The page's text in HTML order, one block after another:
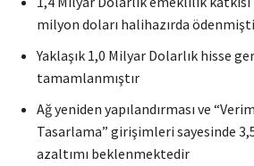
milyon doları halihazırda
Yaklaşık 1,0 Milyar Dolarlık hisse
tamamlanmıştır
Ağ yeniden yapılandırması ve
Tasarlama” girişimleri sayesinde
azaltımı beklenmektedir